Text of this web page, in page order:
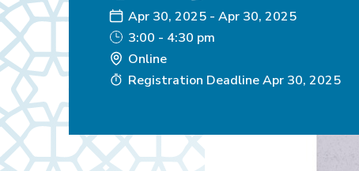
Apr 30, 2025 - Apr 30, 2025
3:00 - 4:30 pm
Online
Registration DeadlineApr 30, 2025